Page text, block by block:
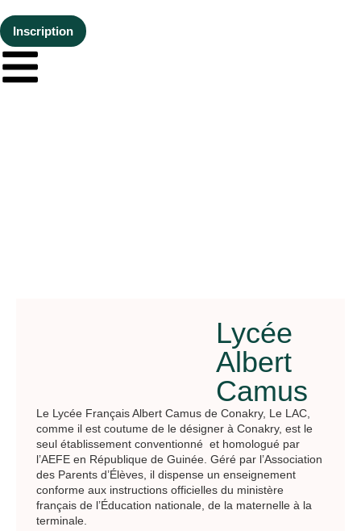
Inscription
Lycée
Albert
Camus
Le Lycée Français Albert Camus de Conakry, Le LAC,
comme il est coutume de le désigner à Conakry, est le
seul établissement conventionné et homologué par
l’AEFE en République de Guinée. Géré par l’Association
des Parents d’Élèves, il dispense un enseignement
conforme aux instructions officielles du ministère
français de l’Éducation nationale, de la maternelle à la
terminale.